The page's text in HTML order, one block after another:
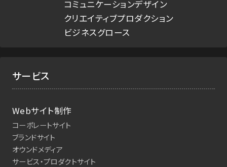
コミュニケーションデザイン
クリエイティブプロダクション
ビジネスグロース
サービス
Webサイト制作
コーポレートサイト
ブランドサイト
オウンドメディア
サービス・プロダクトサイト